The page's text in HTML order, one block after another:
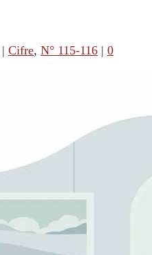
| Cifre, N° 115-116 | 0